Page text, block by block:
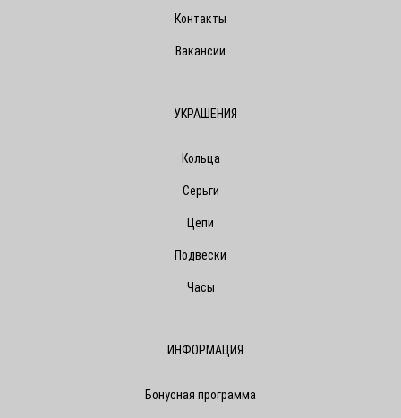
Контакты
Вакансии
УКРАШЕНИЯ
Кольца
Серьги
Цепи
Подвески
Часы
ИНФОРМАЦИЯ
Бонусная программа